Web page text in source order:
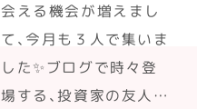
会える機会が増えまし
て、今月も３人で集いま
した✨ブログで時々登
場する、投資家の友人…